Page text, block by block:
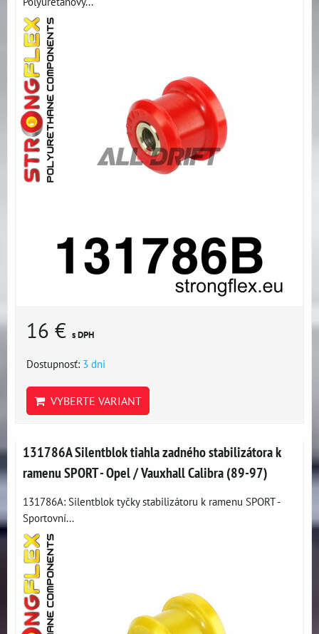
16 € s DPH
Dostupnosť: 3 dni
VYBERTE VARIANT
131786A Silentblok tiahla zadného stabilizátora k
ramenu SPORT - Opel / Vauxhall Calibra (89-97)
131786A: Silentblok tyčky stabilizátoru k ramenu SPORT -
Sportovní...